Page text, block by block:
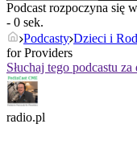
Podcast rozpoczyna się w
- 0 sek.
Podcasty Dzieci i
for Providers
Słuchaj tego podcastu
radio.pl